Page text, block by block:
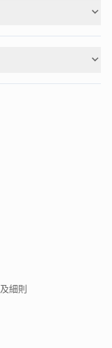
細則